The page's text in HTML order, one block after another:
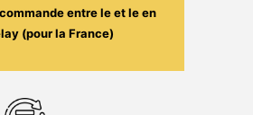
entre leet leen
(pour la France)